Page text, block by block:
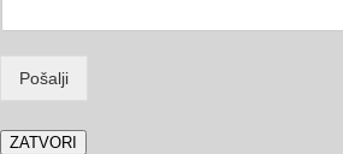
Pošalji
ZATVORI